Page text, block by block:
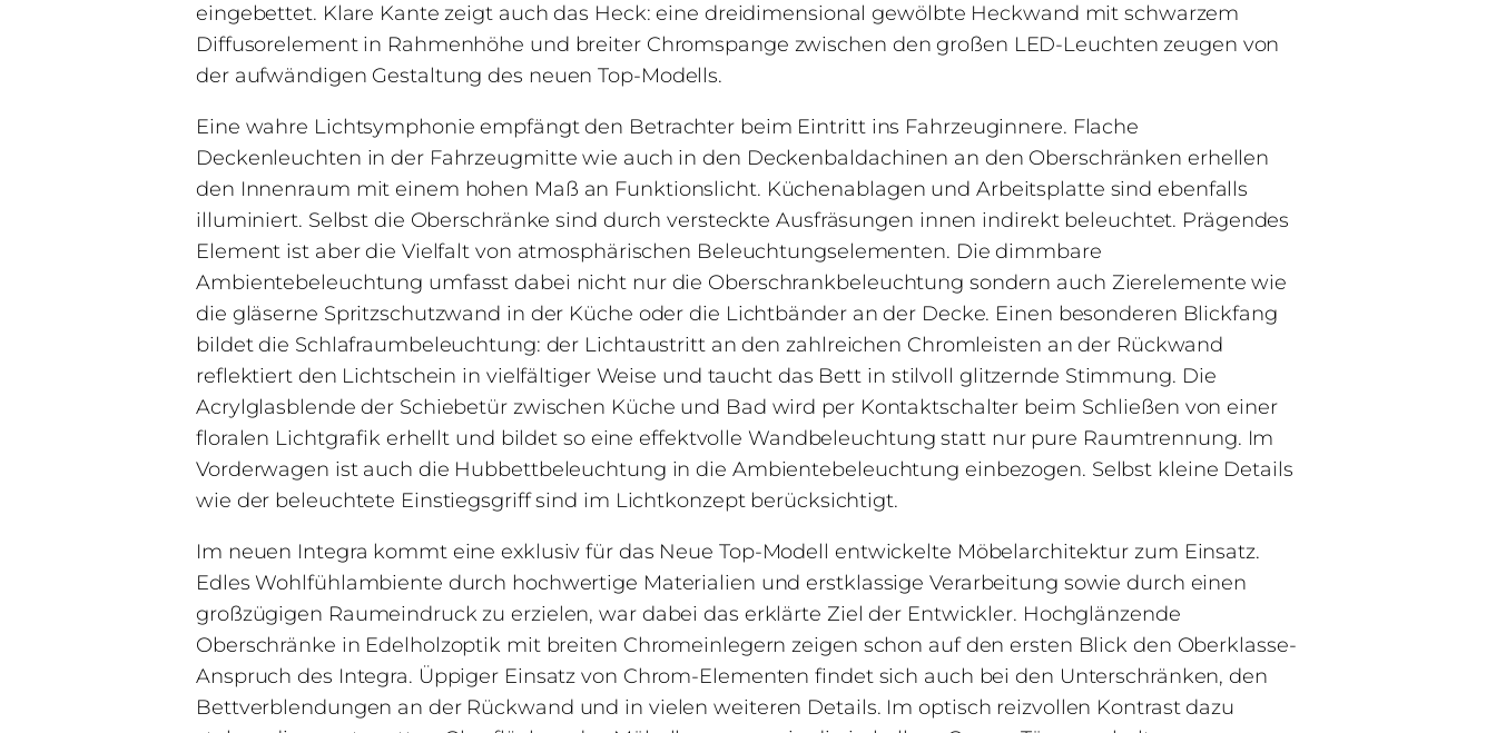
eingebettet. Klare Kante zeigt auch das Heck: eine dreidimensional gewölbte Heckwand mit schwarzem
Diffusorelement in Rahmenhöhe und breiter Chromspange zwischen den großen LED-Leuchten zeugen von
der aufwändigen Gestaltung des neuen Top-Modells.
Eine wahre Lichtsymphonie empfängt den Betrachter beim Eintritt ins Fahrzeuginnere. Flache
Deckenleuchten in der Fahrzeugmitte wie auch in den Deckenbaldachinen an den Oberschränken erhellen
den Innenraum mit einem hohen Maß an Funktionslicht. Küchenablagen und Arbeitsplatte sind ebenfalls
illuminiert. Selbst die Oberschränke sind durch versteckte Ausfräsungen innen indirekt beleuchtet. Prägendes
Element ist aber die Vielfalt von atmosphärischen Beleuchtungselementen. Die dimmbare
Ambientebeleuchtung umfasst dabei nicht nur die Oberschrankbeleuchtung sondern auch Zierelemente wie
die gläserne Spritzschutzwand in der Küche oder die Lichtbänder an der Decke. Einen besonderen Blickfang
bildet die Schlafraumbeleuchtung: der Lichtaustritt an den zahlreichen Chromleisten an der Rückwand
reflektiert den Lichtschein in vielfältiger Weise und taucht das Bett in stilvoll glitzernde Stimmung. Die
Acrylglasblende der Schiebetür zwischen Küche und Bad wird per Kontaktschalter beim Schließen von einer
floralen Lichtgrafik erhellt und bildet so eine effektvolle Wandbeleuchtung statt nur pure Raumtrennung. Im
Vorderwagen ist auch die Hubbettbeleuchtung in die Ambientebeleuchtung einbezogen. Selbst kleine Details
wie der beleuchtete Einstiegsgriff sind im Lichtkonzept berücksichtigt.
Im neuen Integra kommt eine exklusiv für das Neue Top-Modell entwickelte Möbelarchitektur zum Einsatz.
Edles Wohlfühlambiente durch hochwertige Materialien und erstklassige Verarbeitung sowie durch einen
großzügigen Raumeindruck zu erzielen, war dabei das erklärte Ziel der Entwickler. Hochglänzende
Oberschränke in Edelholzoptik mit breiten Chromeinlegern zeigen schon auf den ersten Blick den Oberklasse-
Anspruch des Integra. Üppiger Einsatz von Chrom-Elementen findet sich auch bei den Unterschränken, den
Bettverblendungen an der Rückwand und in vielen weiteren Details. Im optisch reizvollen Kontrast dazu